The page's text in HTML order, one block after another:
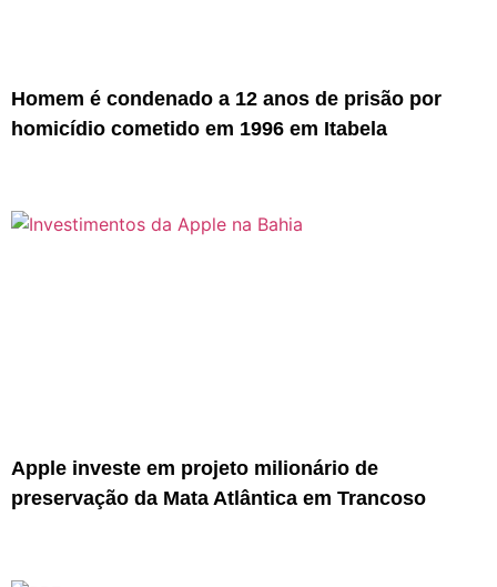
Homem é condenado a 12 anos de prisão por
homicídio cometido em 1996 em Itabela
Apple investe em projeto milionário de
preservação da Mata Atlântica em Trancoso